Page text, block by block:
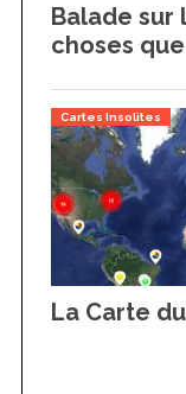
Balade sur
choses
Cartes Insolites
La Carte